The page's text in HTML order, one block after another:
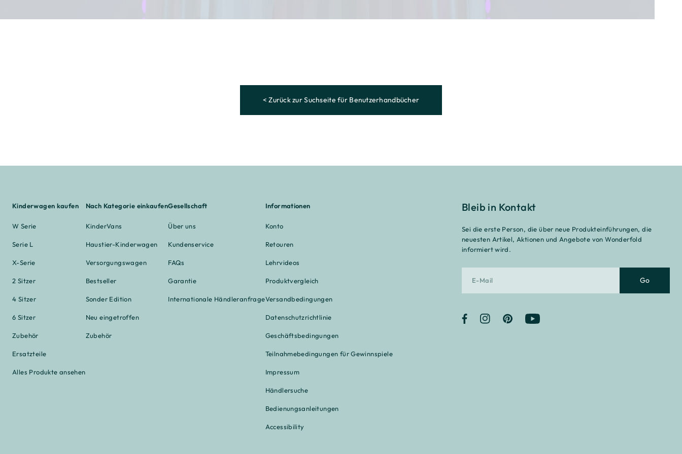
< Zurück zur Suchseite für Benutzerhandbücher
Kinderwagen kaufen
W Serie
Serie L
X-Serie
2 Sitzer
4 Sitzer
6 Sitzer
Zubehör
Ersatzteile
Alles Produkte ansehen
Nach Kategorie einkaufen
KinderVans
Haustier-Kinderwagen
Versorgungswagen
Bestseller
Sonder Edition
Neu eingetroffen
Zubehör
Gesellschaft
Über uns
Kundenservice
FAQs
Garantie
Internationale Händleranfrage
Informationen
Konto
Retouren
Lehrvideos
Produktvergleich
Versandbedingungen
Datenschutzrichtlinie
Geschäftsbedingungen
Teilnahmebedingungen für Gewinnspiele
Impressum
Händlersuche
Bedienungsanleitungen
Accessibility
Bleib in Kontakt
Sei die erste Person, die über neue Produkteinführungen, die
neuesten Artikel, Aktionen und Angebote von Wonderfold
informiert wird.
Go
FacebookInstagramPinterest YouTube